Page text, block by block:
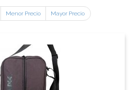
Menor Precio Mayor Precio